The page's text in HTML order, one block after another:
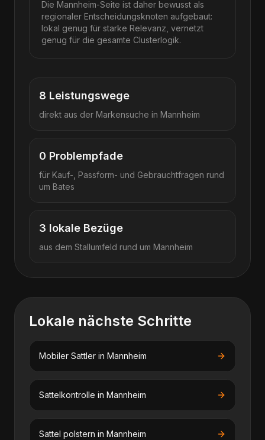
Die Mannheim-Seite ist daher bewusst als
regionaler Entscheidungsknoten aufgebaut:
lokal genug für starke Relevanz, vernetzt
genug für die gesamte Clusterlogik.
8 Leistungswege
direkt aus der Markensuche in Mannheim
0 Problempfade
für Kauf-, Passform- und Gebrauchtfragen rund
um Bates
3 lokale Bezüge
aus dem Stallumfeld rund um Mannheim
Lokale nächste Schritte
Mobiler Sattler in Mannheim
Sattelkontrolle in Mannheim
Sattel polstern in Mannheim